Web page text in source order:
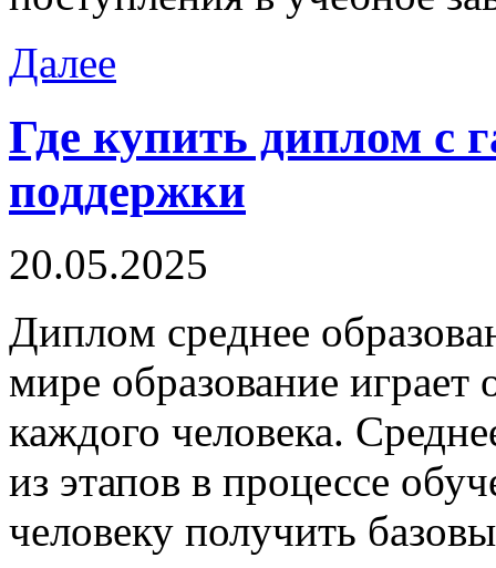
Далее
Где купить диплом с
поддержки
20.05.2025
Диплoм срeднee
мире образование
каждого человека.
из этапов в процессе
человеку получить